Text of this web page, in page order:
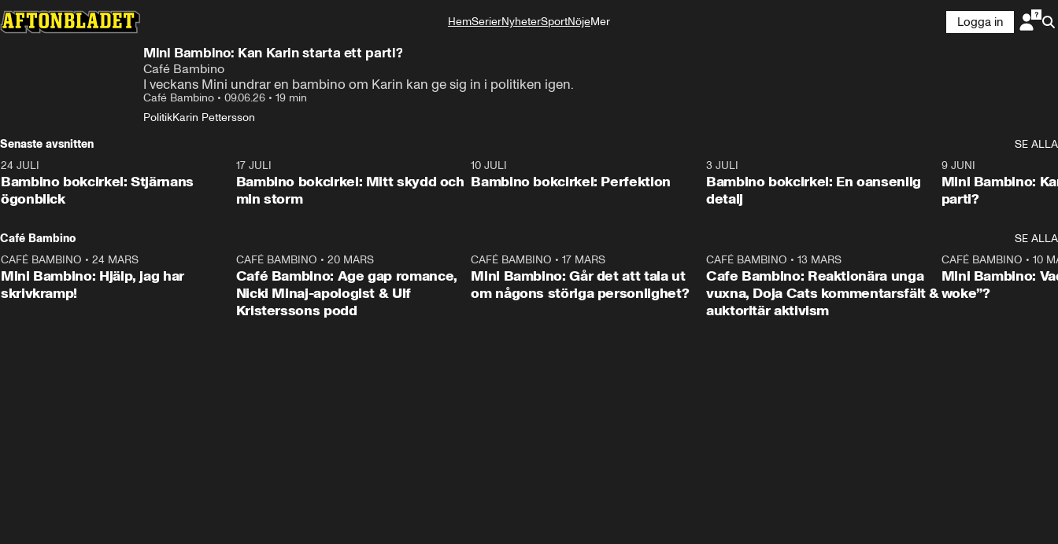
HemSerierNyheterSportNöjeMer
Logga in
Mini Bambino: Kan Karin starta ett parti?
Café Bambino
I veckans Mini undrar en bambino om Karin kan ge sig in i politiken igen.
Café Bambino • 09.06.26 • 19 min
PolitikKarin Pettersson
Senaste avsnitten
SE ALLA
24 JULI
Bambino bokcirkel: Stjärnans
ögonblick
50:47
17 JULI
Bambino bokcirkel: Mitt skydd och
min storm
10 JULI
Bambino bokcirkel: Perfektion
3 JULI
Bambino bokcirkel: En oansenlig
detalj
9 JUNI
Mini Bambino:
parti?
Café Bambino
SE ALLA
CAFÉ BAMBINO • 24 MARS
Mini Bambino: Hjälp, jag har
skrivkramp!
59:38
CAFÉ BAMBINO • 20 MARS
Café Bambino: Age gap romance,
Nicki Minaj-apologist & Ulf
Kristerssons podd
CAFÉ BAMBINO •17 MARS
Mini Bambino: Går det att tala ut
om någons störiga personlighet?
CAFÉ BAMBINO • 13 MARS
Cafe Bambino: Reaktionära unga
vuxna, Doja Cats kommentarsfält &
auktoritär aktivism
CAFÉ BAMBINO • 10
Mini Bambino:
woke”?